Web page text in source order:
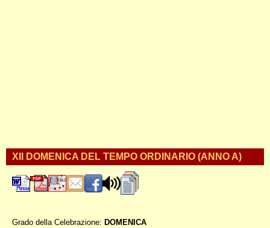
XII DOMENICA DEL TEMPO ORDINARIO (ANNO A)
Grado della Celebrazione: DOMENICA